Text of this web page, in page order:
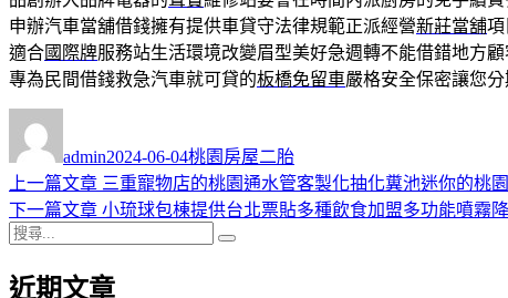
申辦汽車當舖借錢擁有提供車貸守法律規範正派經營新莊當舖項
適合國際牌服務站生活環境改變眉型美好急週轉不能借錯地方
專為民間借錢救急汽車就可貸的板橋免留車嚴格安全保密讓您
者
admin佈
日
期:
2024-06-04類
桃園房屋二胎
文
章
導
上一篇文章 上
一
章:
三重寵物店的桃園通水管客製化抽化糞池迷你的桃
下一篇文章 下
文
小琉球包棟提供台北票貼多種飲食加盟多功能噴霧
搜
關
近期文章